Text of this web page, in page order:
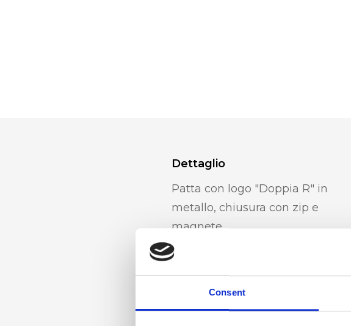
Consent
Dettaglio
Patta con logo "Doppia R" in
metallo, chiusura con zip e
magnete
Materiale
Vera pelle Nappa, Accessori oro